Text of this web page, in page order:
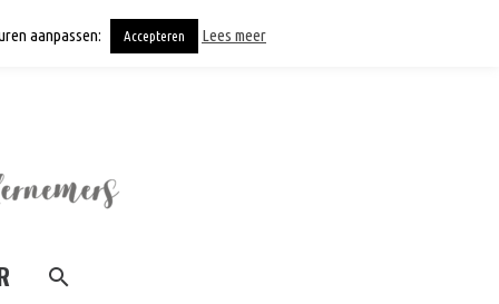
aanpassen: Accepteren Lees meer